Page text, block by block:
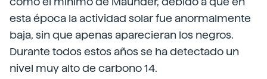
esta época la actividad solar fue anormalmente
baja, sin que apenas aparecieran los negros.
Durante todos estos años se ha detectado un
nivel muy alto de carbono 14.